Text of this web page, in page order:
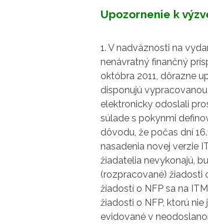
Upozornenie k
1. V nadväznosti na
nenávratný finančný
októbra 2011, dôrazne
disponujú
elektronicky odoslali
súlade s pokynmi
dôvodu, že počas dní
nasadenia novej verzie
žiadatelia nevykonajú,
(rozpracované) žiadosti
žiadostí o NFP sa na
žiadosti o NFP, ktorú
evidované v